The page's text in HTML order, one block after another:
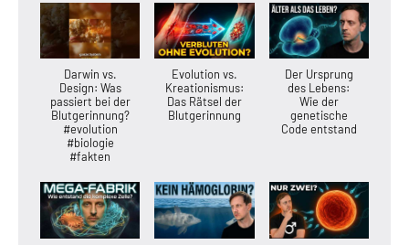
Darwin vs.
Design: Was
passiert bei der
Blutgerinnung?
#evolution
#biologie
#fakten
Evolution vs.
Kreationismus:
Das Rätsel der
Blutgerinnung
Der Ursprung
des Lebens:
Wie der
genetische
Code entstand